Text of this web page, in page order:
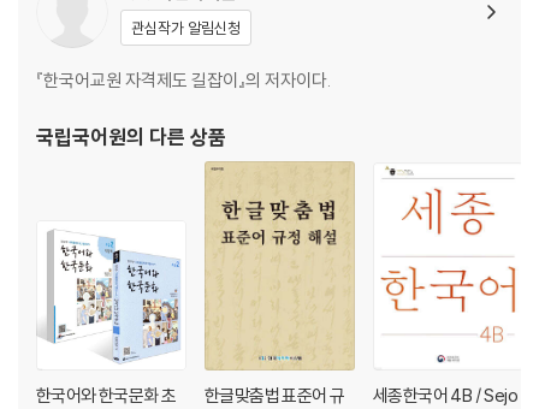
관심작가 알림신청
『한국어교원 자격제도 길잡이』의 저자이다.
국립국어원의 다른 상품
한국어와 한국문화 초
한글맞춤법 표준어 규
세종한국어 4B / Sejo